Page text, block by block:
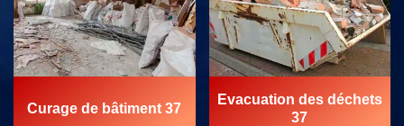
Curage de bâtiment 37
Evacuation des déchets
37